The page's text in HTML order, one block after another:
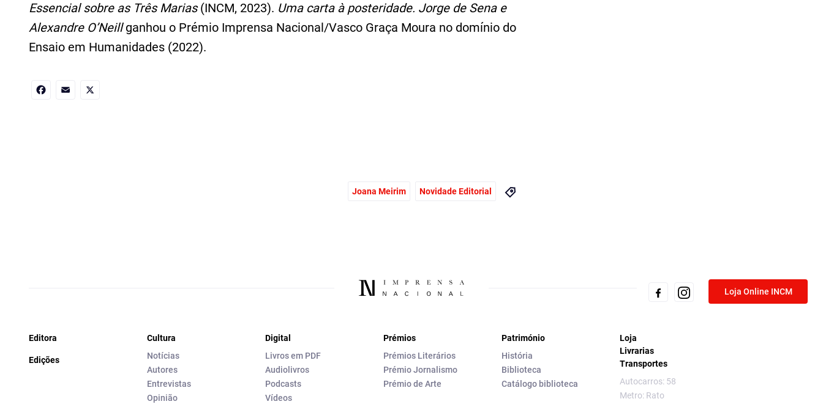
Essencial sobre as Três Marias(INCM, 2023). Uma carta à posteridade. Jorge de Sena e
Alexandre O’Neillganhou o Prémio Imprensa Nacional/Vasco Graça Moura no domínio do
Ensaio em Humanidades (2022).
Joana Meirim Novidade Editorial
Loja Online INCM
Editora
Edições
Cultura
Notícias
Autores
Entrevistas
Opinião
Digital
Livros em PDF
Audiolivros
Podcasts
Vídeos
Prémios
Prémios Literários
Prémio Jornalismo
Prémio de Arte
Património
História
Biblioteca
Catálogo biblioteca
Loja
Livrarias
Transportes
Autocarros: 58
Metro: Rato